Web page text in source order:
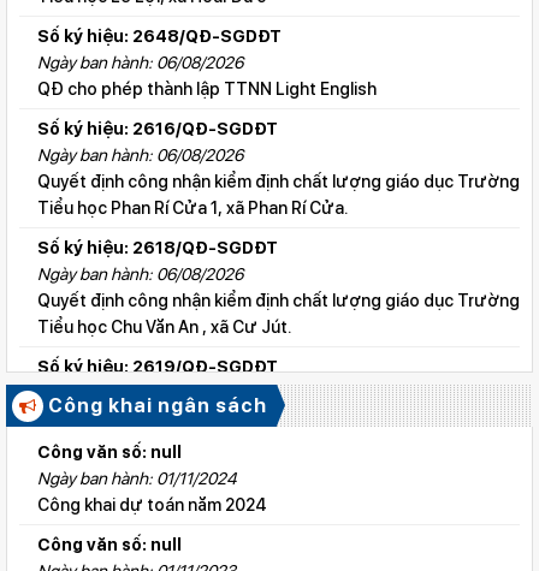
Số ký hiệu: 2648/QĐ-SGDĐT
Ngày ban hành: 06/08/2026
QĐ cho phép thành lập TTNN Light English
Số ký hiệu: 2616/QĐ-SGDĐT
Ngày ban hành: 06/08/2026
Quyết định công nhận kiểm định chất lượng giáo dục Trường
Tiểu học Phan Rí Cửa 1, xã Phan Rí Cửa.
Số ký hiệu: 2618/QĐ-SGDĐT
Ngày ban hành: 06/08/2026
Quyết định công nhận kiểm định chất lượng giáo dục Trường
Tiểu học Chu Văn An , xã Cư Jút.
Số ký hiệu: 2619/QĐ-SGDĐT
Ngày ban hành: 06/08/2026
Quyết định công nhận kiểm định chất lượng giáo dục Trường
Tiểu học Lý Tự Trọng , xã Cư Jút.
Số ký hiệu: 2615/QĐ-SGDĐT
Ngày ban hành: 06/08/2026
Quyết định công nhận kiểm định chất lượng giáo dục Trường
Tiểu học Nguyễn Bỉnh Khiêm, xã Đức linh.
Công khai ngân sách
Công văn số: null
Ngày ban hành: 01/11/2024
Công khai dự toán năm 2024
Công văn số: null